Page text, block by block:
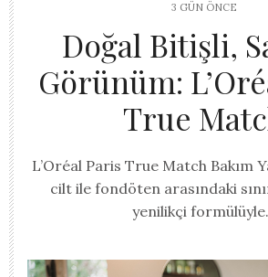
3 GÜN ÖNCE
Doğal Bitişli,
Görünüm:
True
L’Oréal Paris True Match Bakım
cilt ile fondöten arasındaki
yenilikçi